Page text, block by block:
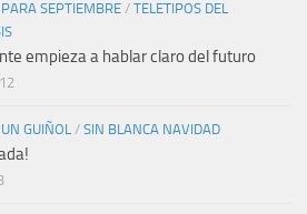
SEPTIEMBRE / TELETIPOS DEL
empieza a hablar claro del futuro
GUIÑOL/ SIN BLANCA NAVIDAD